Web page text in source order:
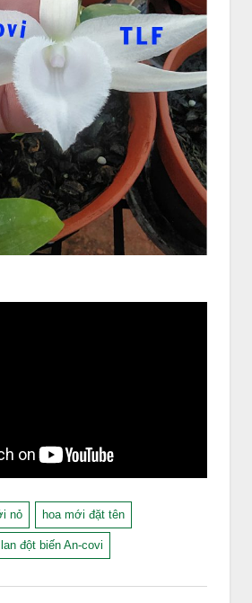
nỏ hoa mới đặt tên
lan đột biến An-covi